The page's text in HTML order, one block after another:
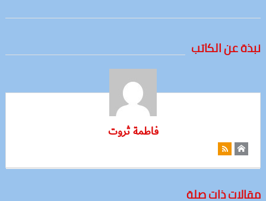
نبذة عن الكاتب
فاطمة ثروت
مقالات ذات صلة